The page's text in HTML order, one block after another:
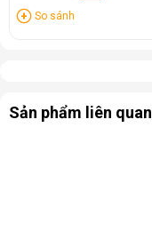
So sánh
Sản phẩm liên quan